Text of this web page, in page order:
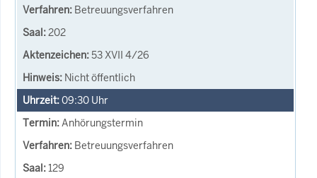
Betreuungsverfahren
202
53 XVII 4/26
Nicht öffentlich
09:30 Uhr
Anhörungstermin
Betreuungsverfahren
129